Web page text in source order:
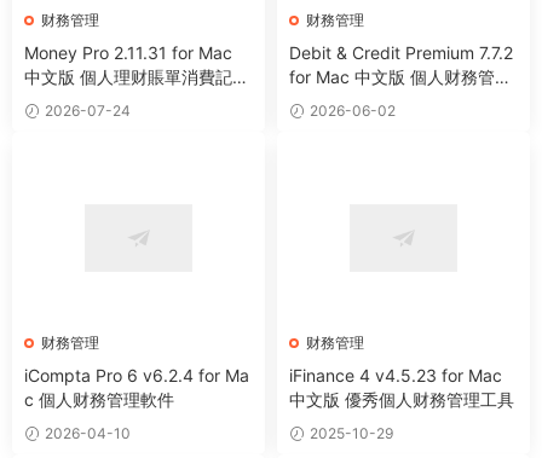
财務管理
Money Pro 2.11.31 for Mac
中文版 個人理财賬單消費記賬
助手2026-07-24
财務管理
Debit & Credit Premium 7.7.2
for Mac 中文版 個人财務管理
工具2026-06-02
财務管理
iCompta Pro 6 v6.2.4 for Ma
c 個人财務管理軟件
2026-04-10
财務管理
iFinance 4 v4.5.23 for Mac
中文版 優秀個人财務管理工具
2025-10-29